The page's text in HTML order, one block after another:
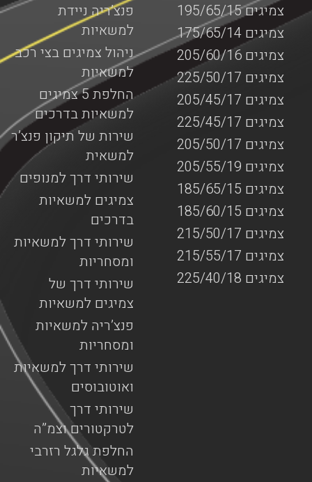
פנצ’ריה ניידת
למשאיות
ניהול צמיגים בצי רכב
למשאיות
החלפת 5 צמיגים
למשאיות בדרכים
שירות של תיקון פנצ’ר
למשאית
שירותי דרך למנופים
צמיגים למשאיות
בדרכים
שירותי דרך למשאיות
ומסחריות
שירותי דרך של
צמיגים למשאיות
פנצ’ריה למשאיות
ומסחריות
שירותי דרך למשאיות
ואוטובוסים
שירותי דרך
לטרקטורים וצמ”ה
החלפת גלגל רזרבי
למשאיות
צמיגים 195/65/15
צמיגים 175/65/14
צמיגים 205/60/16
צמיגים 225/50/17
צמיגים 205/45/17
צמיגים 225/45/17
צמיגים 205/50/17
צמיגים 205/55/19
צמיגים 185/65/15
צמיגים 185/60/15
צמיגים 215/50/17
צמיגים 215/55/17
צמיגים 225/40/18